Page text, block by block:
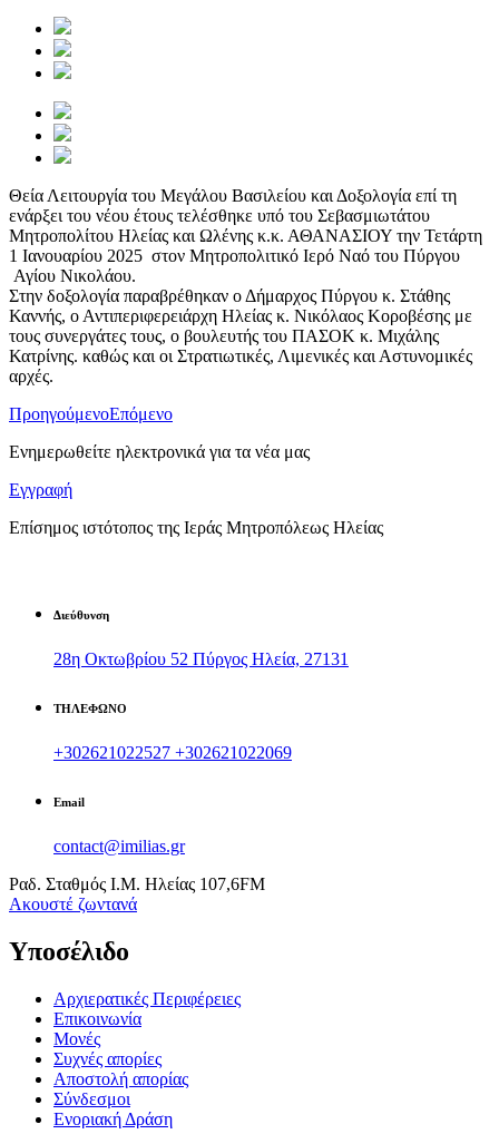
Θεία Λειτουργία του Μεγάλου Βασιλείου και Δοξολογία επί τη
ενάρξει του νέου έτους τελέσθηκε υπό του Σεβασμιωτάτου
Μητροπολίτου Ηλείας και Ωλένης κ.κ. ΑΘΑΝΑΣΙΟΥ την Τετάρτη
1 Ιανουαρίου 2025 στον Μητροπολιτικό Ιερό Ναό του Πύργου
Αγίου Νικολάου.
Στην δοξολογία παραβρέθηκαν ο Δήμαρχος Πύργου κ. Στάθης
Καννής, ο Αντιπεριφερειάρχη Ηλείας κ. Νικόλαος Κοροβέσης με
τους συνεργάτες τους, ο βουλευτής του ΠΑΣΟΚ κ. Μιχάλης
Κατρίνης. καθώς και οι Στρατιωτικές, Λιμενικές και Αστυνομικές
αρχές.
ΠροηγούμενοΕπόμενο
Ενημερωθείτε ηλεκτρονικά για τα νέα μας
Εγγραφή
Επίσημος ιστότοπος της Ιεράς Μητροπόλεως Ηλείας
Διεύθυνση
28η Οκτωβρίου 52 Πύργος Ηλεία, 27131
ΤΗΛΕΦΩΝΟ
+302621022527 +302621022069
Email
contact@imilias.gr
Ραδ. Σταθμός Ι.Μ. Ηλείας 107,6FM
Aκουστέ ζωντανά
Υποσέλιδο
Αρχιερατικές Περιφέρειες
Επικοινωνία
Μονές
Συχνές απορίες
Αποστολή απορίας
Σύνδεσμοι
Ενοριακή Δράση